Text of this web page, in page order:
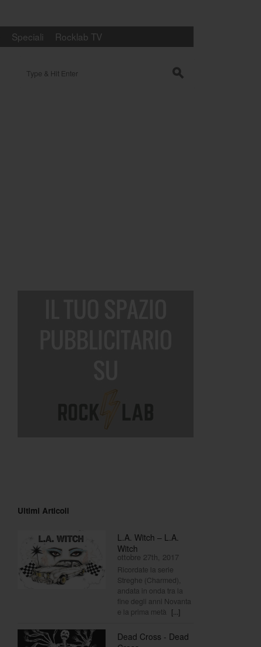
Speciali Rocklab TV
s
Ultimi Articoli
L.A. Witch – L.A.
Witch
ottobre 27th, 2017
Ricordate la serie
Streghe (Charmed),
andata in onda tra la
fine degli anni Novanta
e la prima metà [...]
Dead Cross - Dead